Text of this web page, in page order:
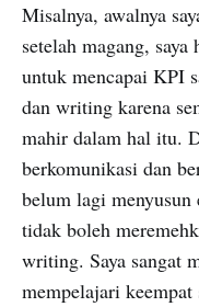
Misalnya, awalnya
setelah magang,
untuk mencapai KPI
dan writing karena
mahir dalam hal itu.
berkomunikasi dan
belum lagi
tidak boleh
writing. Saya sangat
mempelajari